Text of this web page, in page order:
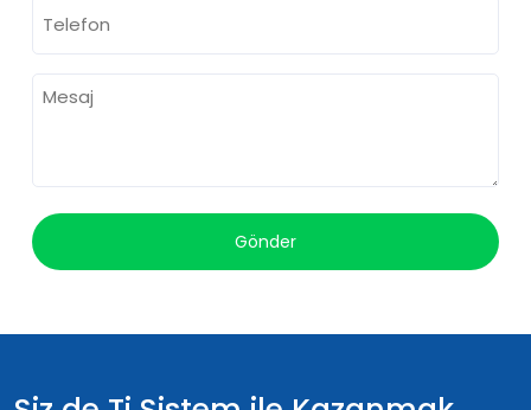
Mesaj